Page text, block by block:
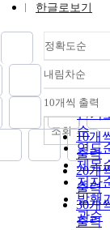
한글로보기
정확도순
정확
순
인기
순
연도
제목
저자
발행
관순
내림차순
내림
10개씩 출력
10개
출력
20개
출력
30개
출력
조회